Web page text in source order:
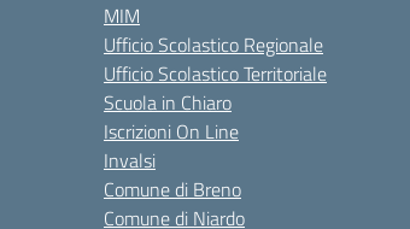
MIM
Ufficio Scolastico Regionale
Ufficio Scolastico Territoriale
Scuola in Chiaro
Iscrizioni On Line
Invalsi
Comune di Breno
Comune di Niardo